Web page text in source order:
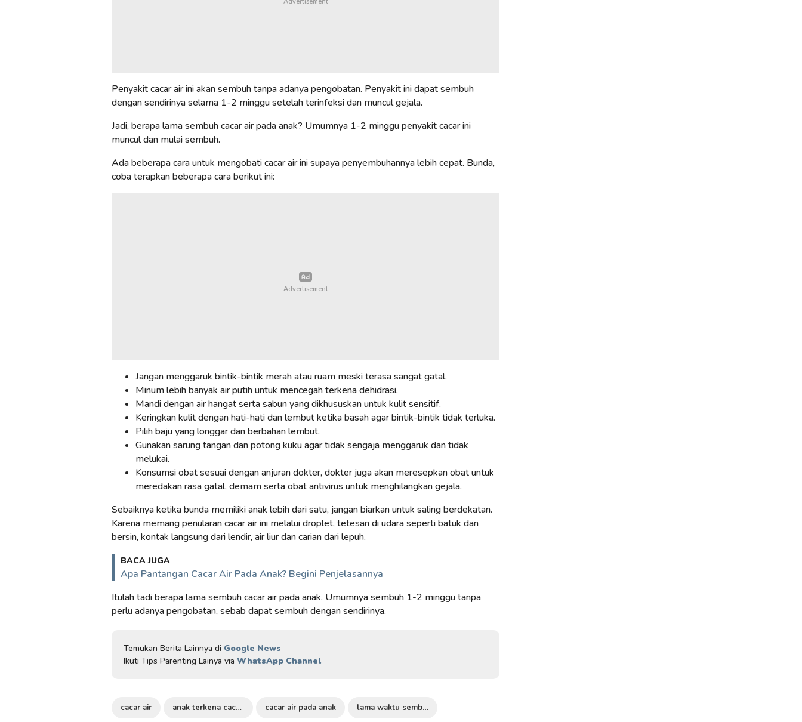
Penyakit cacar air ini akan sembuh tanpa adanya pengobatan. Penyakit ini dapat sembuh
dengan sendirinya selama 1-2 minggu setelah terinfeksi dan muncul gejala.
Jadi, berapa lama sembuh cacar air pada anak? Umumnya 1-2 minggu penyakit cacar ini
muncul dan mulai sembuh.
Ada beberapa cara untuk mengobati cacar air ini supaya penyembuhannya lebih cepat. Bunda,
coba terapkan beberapa cara berikut ini:
Jangan menggaruk bintik-bintik merah atau ruam meski terasa sangat gatal.
Minum lebih banyak air putih untuk mencegah terkena dehidrasi.
Mandi dengan air hangat serta sabun yang dikhususkan untuk kulit sensitif.
Keringkan kulit dengan hati-hati dan lembut ketika basah agar bintik-bintik tidak terluka.
Pilih baju yang longgar dan berbahan lembut.
Gunakan sarung tangan dan potong kuku agar tidak sengaja menggaruk dan tidak
melukai.
Konsumsi obat sesuai dengan anjuran dokter, dokter juga akan meresepkan obat untuk
meredakan rasa gatal, demam serta obat antivirus untuk menghilangkan gejala.
Sebaiknya ketika bunda memiliki anak lebih dari satu, jangan biarkan untuk saling berdekatan.
Karena memang penularan cacar air ini melalui droplet, tetesan di udara seperti batuk dan
bersin, kontak langsung dari lendir, air liur dan carian dari lepuh.
BACA JUGA
Apa Pantangan Cacar Air Pada Anak? Begini Penjelasannya
Itulah tadi berapa lama sembuh cacar air pada anak. Umumnya sembuh 1-2 minggu tanpa
perlu adanya pengobatan, sebab dapat sembuh dengan sendirinya.
Temukan Berita Lainnya di Google News
Ikuti Tips Parenting Lainya via WhatsApp Channel
cacar air anak terkena cacar air cacar air pada anak lama waktu sembuh cacar air